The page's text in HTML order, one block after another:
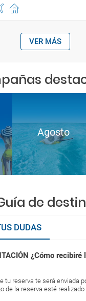
VER MÁS
Agosto
de
DUDAS
¿Cómo
tu reserva te será enviada
de la reserva esté